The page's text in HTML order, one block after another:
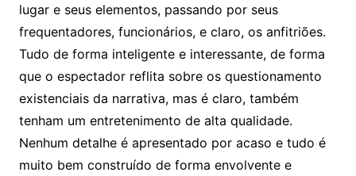
lugar e seus elementos, passando por seus
frequentadores, funcionários, e claro, os anfitriões.
Tudo de forma inteligente e interessante, de forma
que o espectador reflita sobre os questionamento
existenciais da narrativa, mas é claro, também
tenham um entretenimento de alta qualidade.
Nenhum detalhe é apresentado por acaso e tudo é
muito bem construído de forma envolvente e